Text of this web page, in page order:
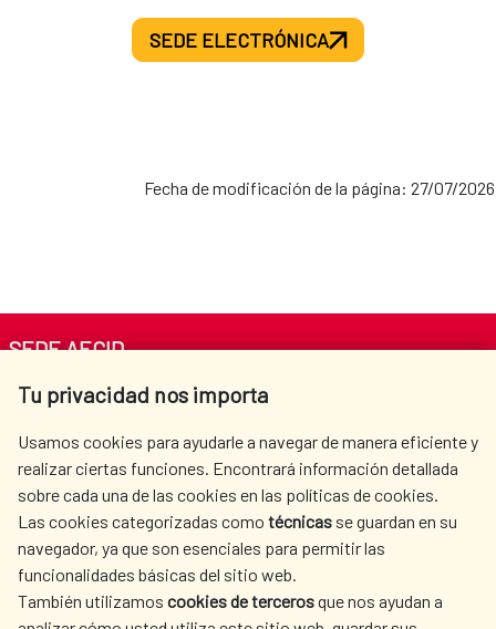
SEDE ELECTRÓNICA
Fecha de modificación de la página: 27/07/2026
Tu privacidad nos importa
Usamos cookies para ayudarle a navegar de manera eficiente y
realizar ciertas funciones. Encontrará información detallada
sobre cada una de las cookies en las políticas de cookies.
Las cookies categorizadas como técnicas se guardan en su
navegador, ya que son esenciales para permitir las
funcionalidades básicas del sitio web.
También utilizamos cookies de tercerosque nos ayudan a
SEDE AECID
Av. Reyes Católicos 4 - 28040 Madrid
centro.informacion@aecid.es
LA AECID
DÓNDE COOPERAMOS
ACCIÓN HUMANITARIA
SALA DE PRENSA
CULTURA Y CIENCIA
BIBLIOTECA